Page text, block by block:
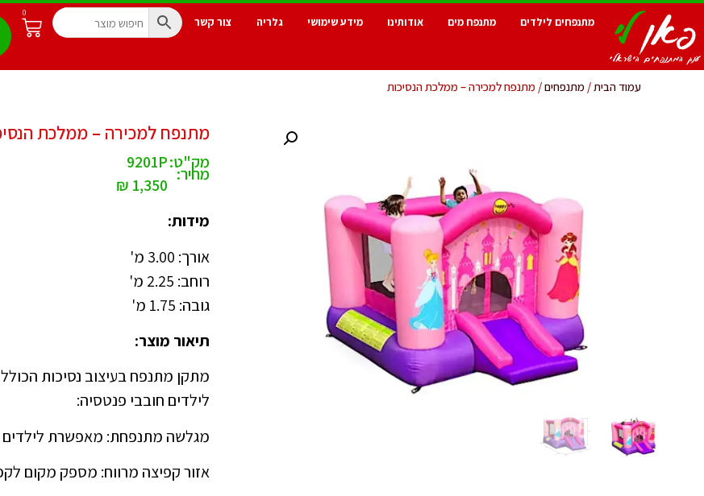
מתנפחים לילדים מתנפח מים אודותינו מידע שימושי גלריה צור קשר
0
עמוד הבית / מתנפחים/ מתנפח למכירה – ממלכת הנסיכות
מתנפח למכירה – ממלכת
מק"ט:9201P
מחיר:
₪ 1,350
מידות:
אורך: 3.00 מ'
רוחב: 2.25 מ'
גובה: 1.75 מ'
תיאור מוצר:
מתקן מתנפח בעיצוב נסיכות
לילדים חובבי פנטסיה:
מגלשה מתנפחת: מאפשרת לילדים
אזור קפיצה מרווח: מספק מקום